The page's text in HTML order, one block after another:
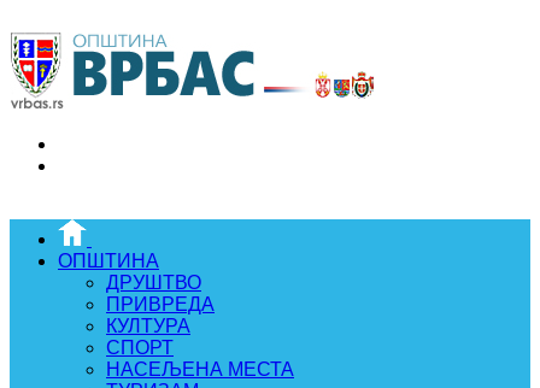
ОПШТИНА
ДРУШТВО
ПРИВРЕДА
КУЛТУРА
СПОРТ
НАСЕЉЕНА МЕСТА